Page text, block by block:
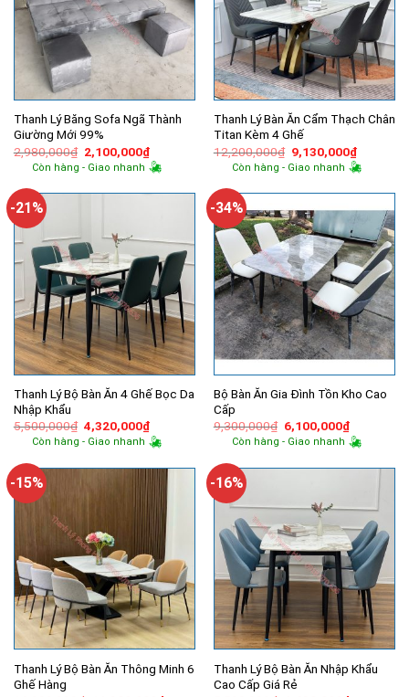
Thanh Lý Băng Sofa Ngã Thành
Giường Mới 99%
2,980,000₫ Giá
gốc
là:
2,100,000₫Giá
hiện
tại
2,100,000₫.
Còn hàng - Giao nhanh
Thanh Lý Bàn Ăn Cẩm Thạch Chân
Titan Kèm 4 Ghế
12,200,000₫ Giá
gốc
là:
9,130,000₫Giá
hiện
tại
Còn hàng - Giao nhanh
-21%
Thanh Lý Bộ Bàn Ăn 4 Ghế Bọc Da
Nhập Khẩu
5,500,000₫ Giá
gốc
là:
4,320,000₫Giá
hiện
tại
4,320,000₫.
Còn hàng - Giao nhanh
-34%
Bộ Bàn Ăn Gia Đình Tồn Kho Cao
Cấp
9,300,000₫ Giá
gốc
là:
6,100,000₫Giá
hiện
tại
Còn hàng - Giao nhanh
-15%
Thanh Lý Bộ Bàn Ăn Thông Minh 6
Ghế Hàng
-16%
Thanh Lý Bộ Bàn Ăn Nhập Khẩu
Cao Cấp Giá Rẻ